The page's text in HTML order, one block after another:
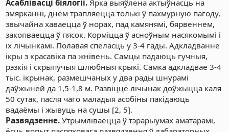
Асаблівасці біялогіі.Ярка выяўлена актыўнасць на
змярканні, днём трапляецца толькі ў пахмурную пагоду,
звычайна хаваецца ў норах, пад камянямі, бярвеннем,
закопваецца ў пясок. Корміцца ў асноўным насякомымі і
іх лічынкамі. Полавая спеласць у 3-4 гады. Адкладванне
ікры з красавіка па жнівень. Самцы падаюць гучныя,
рэзкія і скрыпучыя шлюбныя крыкі. Самка адкладвае 3-4
тыс. ікрынак, размешчаных у два рады шнурамі
даўжынёй да 1,5-1,8 м. Развіццё лічынак доўжыцца каля
50 сутак, пасля чаго маладыя асобіны пакідаюць
вадаёмы і жывуць на сушы [2, 5].
Развядзенне.Утрымліваецца ў тэрарыумах аматарамі,